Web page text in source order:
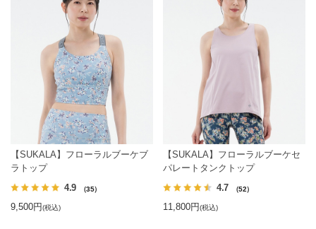
【SUKALA】フローラルブーケブ
ラトップ
4.9 （35）
9,500円(税込)
【SUKALA】フローラルブーケセ
パレートタンクトップ
4.7 （52）
11,800円(税込)